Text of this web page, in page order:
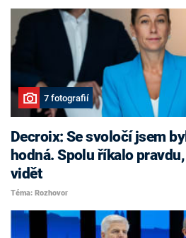
7 fotografií
Decroix: Se svoločí jsem
hodná. Spolu říkalo
vidět
Téma: Rozhovor